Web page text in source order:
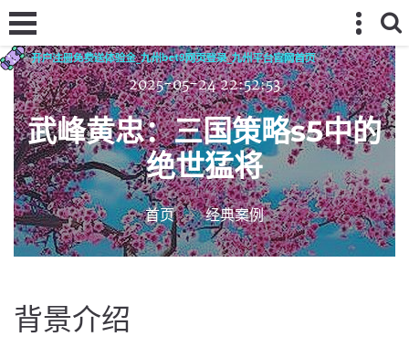
2025-05-24 22:52:53
武峰黄忠：三国策略s5中的
绝世猛将
首页 经典案例
背景介绍